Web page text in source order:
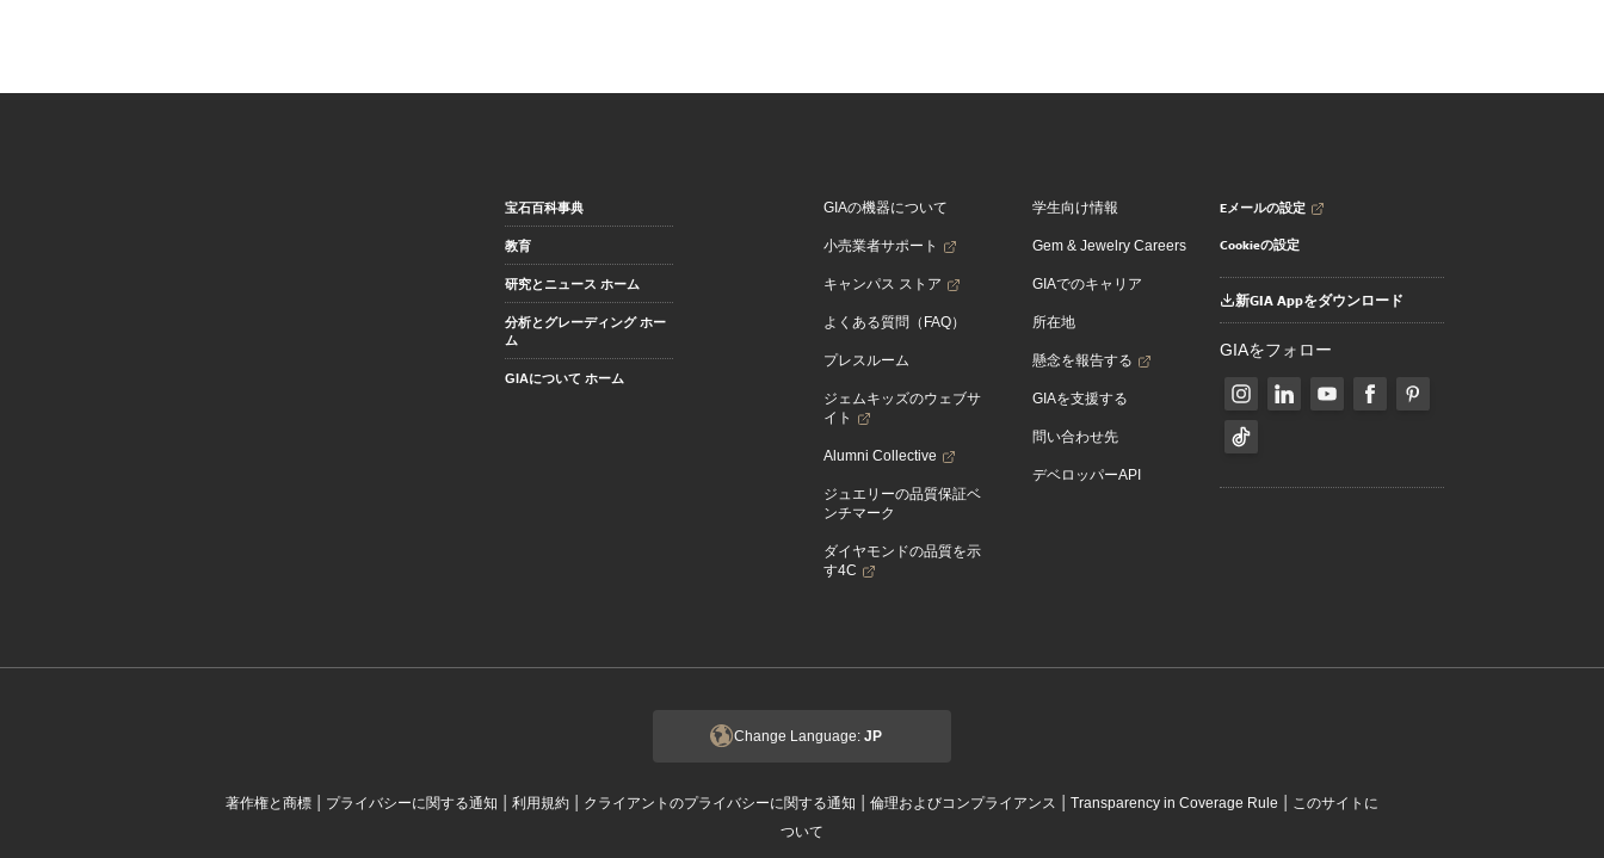
宝石百科事典
教育
研究とニュース ホーム
分析とグレーディング ホー
ム
GIAについて ホーム
GIAの機器について
小売業者サポート
キャンパス ストア
よくある質問（FAQ）
プレスルーム
ジェムキッズのウェブサ
イト
Alumni Collective
ジュエリーの品質保証ベ
ンチマーク
ダイヤモンドの品質を示
す4C
学生向け情報
Gem & Jewelry Careers
GIAでのキャリア
所在地
懸念を報告する
GIAを支援する
問い合わせ先
デベロッパーAPI
Eメールの設定
Cookieの設定
新GIA Appをダウンロード
GIAをフォロー
Change Language: JP
著作権と商標 | プライバシーに関する通知 | 利用規約 | クライアントのプライバシーに関する通知 | 倫理およびコンプライアンス | Transparency in Coverage Rule | このサイトに
ついて